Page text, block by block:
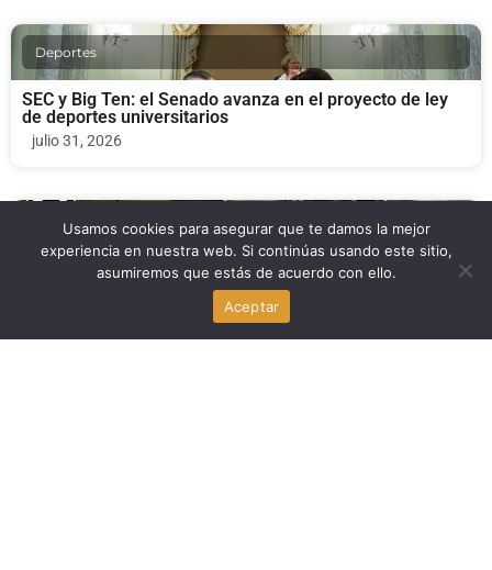
Deportes
SEC y Big Ten: el Senado avanza en el proyecto de ley
de deportes universitarios
julio 31, 2026
Deportes
Inter Miami vs Columbus Crew: duelo clave de la MLS en
Usamos cookies para asegurar que te damos la mejor
experiencia en nuestra web. Si continúas usando este sitio,
asumiremos que estás de acuerdo con ello.
Aceptar